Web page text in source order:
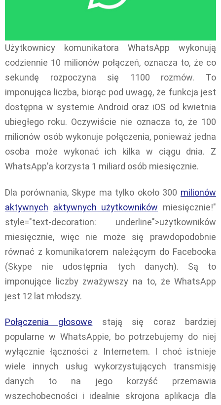
Użytkownicy komunikatora WhatsApp wykonują
codziennie 10 milionów połączeń, oznacza to, że co
sekundę rozpoczyna się 1100 rozmów. To
imponująca liczba, biorąc pod uwagę, że funkcja jest
dostępna w systemie Android oraz iOS od kwietnia
ubiegłego roku. Oczywiście nie oznacza to, że 100
milionów osób wykonuje połączenia, ponieważ jedna
osoba może wykonać ich kilka w ciągu dnia. Z
WhatsApp’a korzysta 1 miliard osób miesięcznie.
Dla porównania, Skype ma tylko około 300 milionów
aktywnych aktywnych użytkowników miesięcznie!"
style="text-decoration: underline">użytkowników
miesięcznie, więc nie może się prawdopodobnie
równać z komunikatorem należącym do Facebooka
(Skype nie udostępnia tych danych). Są to
imponujące liczby zważywszy na to, że WhatsApp
jest 12 lat młodszy.
Połączenia głosowe stają się coraz bardziej
popularne w WhatsAppie, bo potrzebujemy do niej
wyłącznie łączności z Internetem. I choć istnieje
wiele innych usług wykorzystujących transmisję
danych to na jego korzyść przemawia
wszechobecności i idealnie skrojona aplikacja dla